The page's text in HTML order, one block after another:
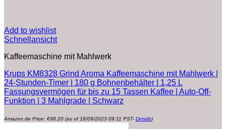
Add to wishlist
Schnellansicht
Kaffeemaschine mit Mahlwerk
Krups KM8328 Grind Aroma Kaffeemaschine mit Mahlwerk |
24-Stunden-Timer | 180 g Bohnenbehälter | 1,25 L
Fassungsvermögen für bis zu 15 Tassen Kaffee | Auto-Off-
Funktion | 3 Mahlgrade | Schwarz
Amazon.de Price: €98.20 (as of 18/09/2023 09:11 PST- Details)